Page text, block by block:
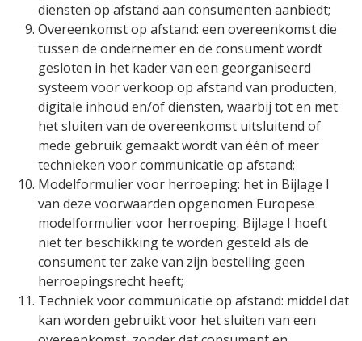
diensten op afstand aan consumenten aanbiedt;
Overeenkomst op afstand: een overeenkomst die
tussen de ondernemer en de consument wordt
gesloten in het kader van een georganiseerd
systeem voor verkoop op afstand van producten,
digitale inhoud en/of diensten, waarbij tot en met
het sluiten van de overeenkomst uitsluitend of
mede gebruik gemaakt wordt van één of meer
technieken voor communicatie op afstand;
Modelformulier voor herroeping: het in Bijlage I
van deze voorwaarden opgenomen Europese
modelformulier voor herroeping. Bijlage I hoeft
niet ter beschikking te worden gesteld als de
consument ter zake van zijn bestelling geen
herroepingsrecht heeft;
Techniek voor communicatie op afstand: middel dat
kan worden gebruikt voor het sluiten van een